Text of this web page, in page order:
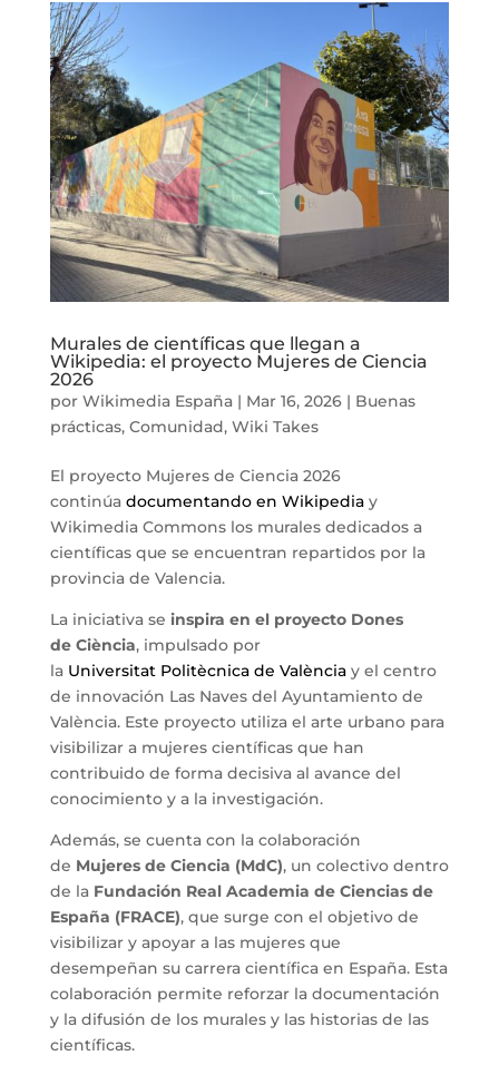
Murales de científicas que llegan a
Wikipedia: el proyecto Mujeres de Ciencia
2026
por Wikimedia España| Mar 16, 2026| Buenas
prácticas, Comunidad, Wiki Takes
El proyecto Mujeres de Ciencia 2026
continúa documentando en Wikipediay
Wikimedia Commons los murales dedicados a
científicas que se encuentran repartidos por la
provincia de Valencia.
La iniciativa se inspira en el proyecto Dones
de Ciència, impulsado por
la Universitat Politècnica de Valènciay el centro
de innovación Las Naves del Ayuntamiento de
València. Este proyecto utiliza el arte urbano para
visibilizar a mujeres científicas que han
contribuido de forma decisiva al avance del
conocimiento y a la investigación.
Además, se cuenta con la colaboración
de Mujeres de Ciencia (MdC), un colectivo dentro
de la Fundación Real Academia de Ciencias de
España (FRACE), que surge con el objetivo de
visibilizar y apoyar a las mujeres que
desempeñan su carrera científica en España. Esta
colaboración permite reforzar la documentación
y la difusión de los murales y las historias de las
científicas.